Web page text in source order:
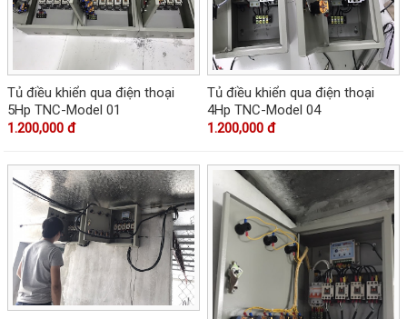
Tủ điều khiển qua điện thoại
5Hp TNC-Model 01
1.200,000 đ
Tủ điều khiển qua điện thoại
4Hp TNC-Model 04
1.200,000 đ